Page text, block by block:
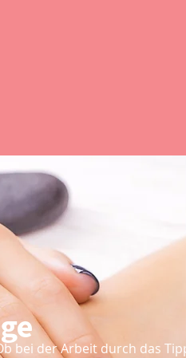
bei der Arbeit durch das